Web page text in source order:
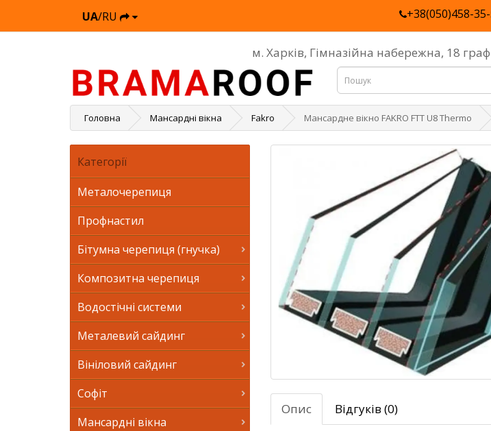
UA/RU +38(050)458-
м. Харків, Гімназійна набережна, 18
Головна Мансардні вікна Fakro Мансардне вікно FAKRO FTT U8 Thermo
Категорії
Металочерепиця
Профнастил
Бітумна черепиця (гнучка)
Композитна черепиця
Водостічні системи
Металевий сайдинг
Вініловий сайдинг
Софіт
Мансардні вікна
Опис Відгуків (0)